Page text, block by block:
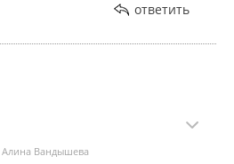
ответить
Алина Вандышева